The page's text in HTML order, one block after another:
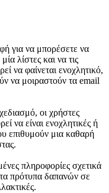
για να μπορέσετε να
λίστες και να τις
να φαίνεται ενοχλητικό,
να μοιραστούν τα email
οι χρήστες
να είναι ενοχλητικές ή
επιθυμούν μια καθαρή
πληροφορίες σχετικά
τα πρότυπα δαπανών σε